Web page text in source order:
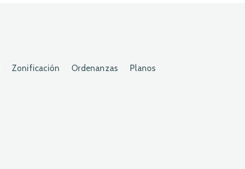
Zonificación Ordenanzas Planos